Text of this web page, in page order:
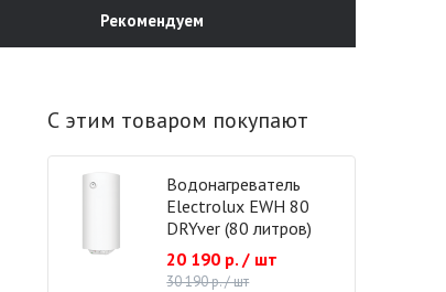
Рекомендуем
С этим товаром покупают
Водонагреватель
Electrolux EWH 80
DRYver (80 литров)
20 190 р. / шт
30 190 р. / шт